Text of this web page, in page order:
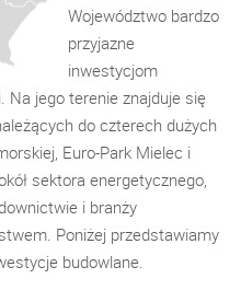
Województwo bardzo
przyjazne
inwestycjom
Na jego terenie znajduje się
do czterech dużych
Euro-Park Mielec i
sektora energetycznego,
i branży
Poniżej przedstawiamy
budowlane.